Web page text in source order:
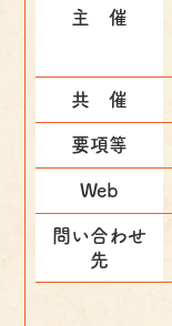
主 催
共 催
要項等
Web
問い合わせ
先